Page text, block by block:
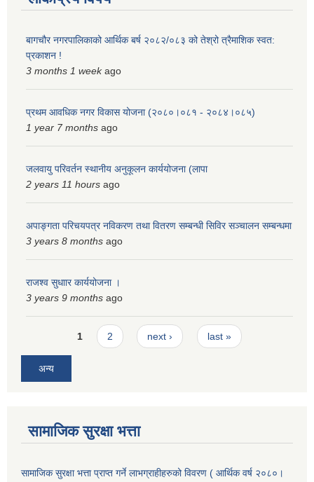
बागचौर नगरपालिकाको आर्थिक बर्ष २०८२/०८३ को तेश्रो त्रैमाशिक स्वत:
प्रकाशन !
3 months 1 weekago
प्रथम आवधिक नगर विकास योजना (२०८०।०८१ - २०८४।०८५)
1 year 7 months ago
जलवायु परिवर्तन स्थानीय अनुकूलन कार्ययोजना (लापा
2 years 11 hours ago
अपाङ्गता परिचयपत्र नविकरण तथा वितरण सम्बन्धी सिविर सञ्चालन सम्बन्धमा
3 years 8 months ago
राजश्व सुधाार कार्ययोजना ।
3 years 9 months ago
Pages1 2 next › last »
अन्य
सामाजिक सुरक्षा भत्ता
सामाजिक सुरक्षा भत्ता प्राप्त गर्ने लाभग्राहीहरुको विवरण ( आर्थिक वर्ष २०८०।